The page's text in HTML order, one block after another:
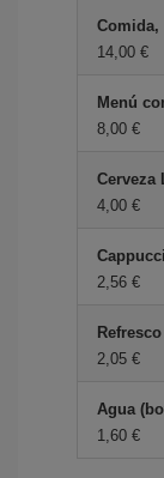
Comida,
14,00 €
Menú
8,00 €
Cerveza
4,00 €
2,56 €
2,05 €
Agua
1,60 €